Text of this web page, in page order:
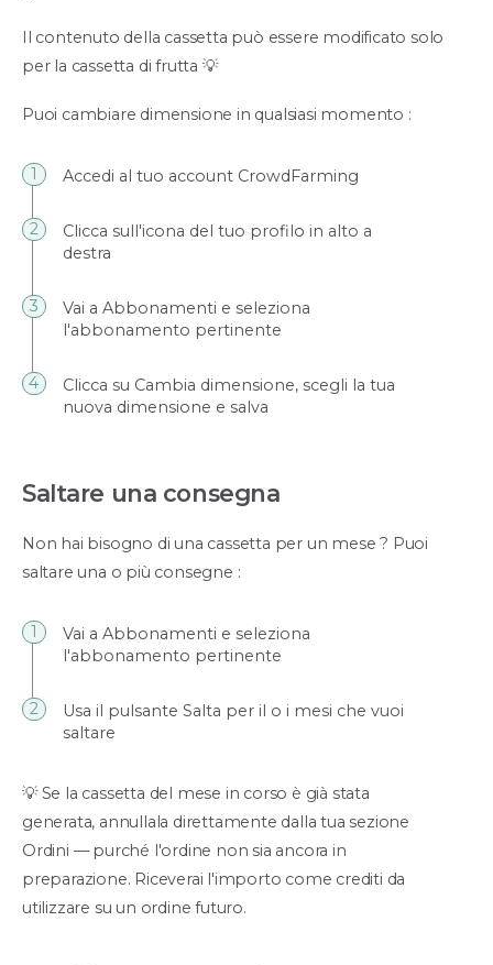
Il contenuto della cassetta può essere modificato solo
per la cassetta di frutta 💡
Puoi cambiare dimensione in qualsiasi momento :
Accedi al tuo account CrowdFarming
Clicca sull'icona del tuo profilo in alto a
destra
Vai a Abbonamenti e seleziona
l'abbonamento pertinente
Clicca su Cambia dimensione, scegli la tua
nuova dimensione e salva
Saltare una consegna
Non hai bisogno di una cassetta per un mese ? Puoi
saltare una o più consegne :
Vai a Abbonamenti e seleziona
l'abbonamento pertinente
Usa il pulsante Salta per il o i mesi che vuoi
saltare
💡 Se la cassetta del mese in corso è già stata
generata, annullala direttamente dalla tua sezione
Ordini — purché l'ordine non sia ancora in
preparazione. Riceverai l'importo come crediti da
utilizzare su un ordine futuro.